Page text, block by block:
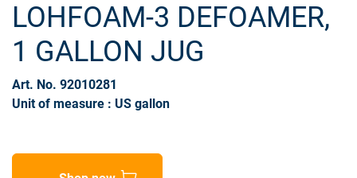
LOHFOAM-3 DEFOAMER,
1 GALLON JUG
Art. No. 92010281
Unit of measure : US gallon